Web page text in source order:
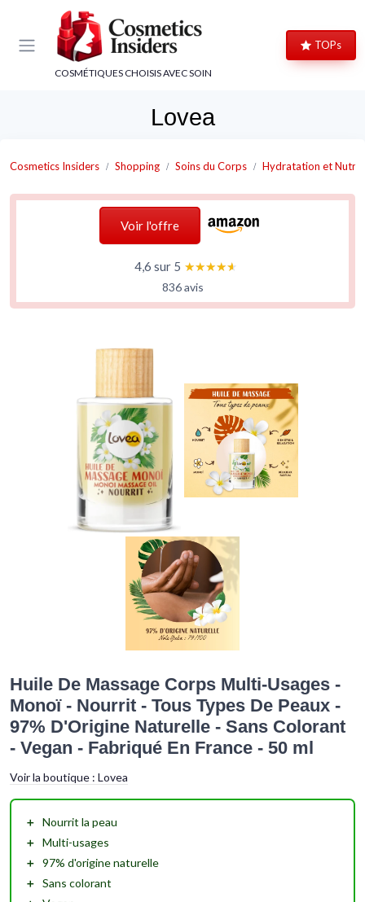
COSMÉTIQUES CHOISIS AVEC SOIN
TOPs
Lovea
Cosmetics Insiders Shopping Soins du Corps Hydratation et
Voir l'offre
4,6 sur 5 ★★★★★
★★★★★
836 avis
Huile De Massage Corps Multi-Usages -
Monoï - Nourrit - Tous Types De Peaux -
97% D'Origine Naturelle - Sans Colorant
- Vegan - Fabriqué En France - 50 ml
Voir la boutique : Lovea
＋ Nourrit la peau
＋ Multi-usages
＋ 97% d'origine naturelle
＋ Sans colorant
Panneau de gestion des cookies